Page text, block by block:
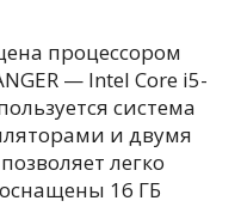
процессором
— Intel Core i5-
система
и двумя
легко
16 ГБ